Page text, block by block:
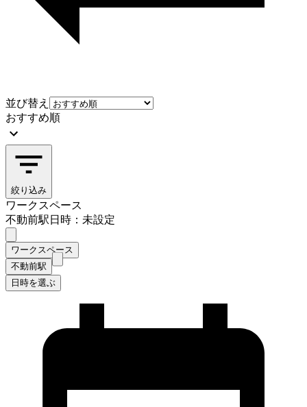
並び替え
おすすめ順
絞り込み
ワークスペース
不動前駅日時：未設定
ワークスペース
不動前駅
日時を選ぶ